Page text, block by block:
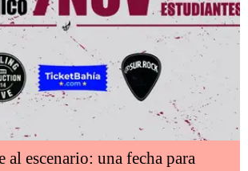
al escenario: una fecha para